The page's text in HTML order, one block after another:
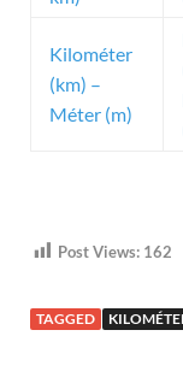
Kilométer
(km) –
Méter (m)
Post Views: 162
TAGGED